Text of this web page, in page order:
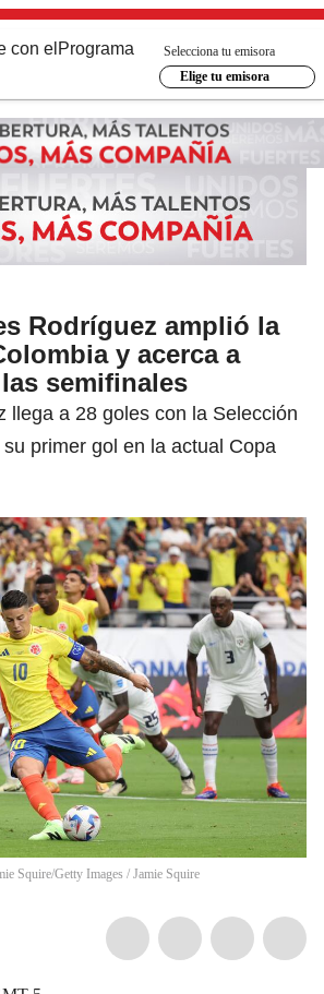
con el Programa
Selecciona tu emisora
Elige tu emisora
Rodríguez amplió la
y acerca a
semifinales
llega a 28 goles con la Selección
primer gol en la actual Copa
Squire/Getty Images / Jamie Squire